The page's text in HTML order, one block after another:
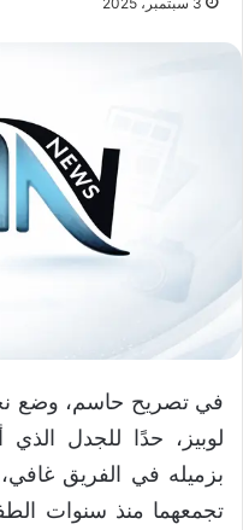
في تصريح حاسم،
لوبيز، حدًا للجدل
بزميله في الفريق
تجمعهما منذ سنوات